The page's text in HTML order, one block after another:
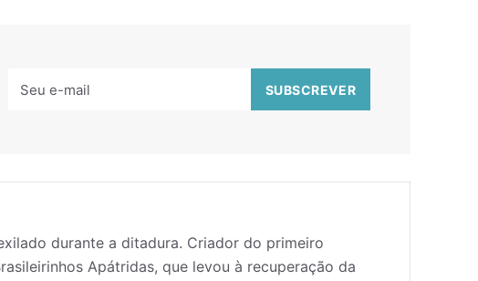
durante a ditadura. Criador do primeiro
Apátridas, que levou à recuperação da